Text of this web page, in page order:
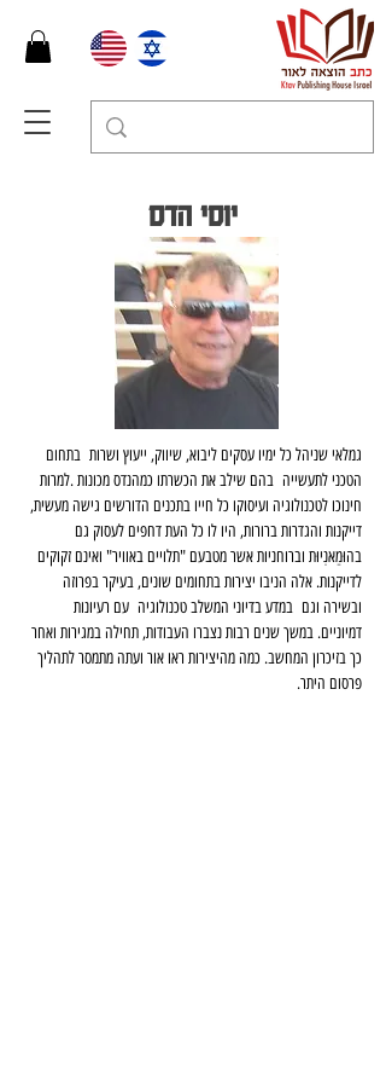
יוסי הדס
גמלאי שניהל כל ימיו עסקים ליבוא, שיווק, ייעוץ ושרות  בתחום
הטכני לתעשייה  בהם שילב את הכשרתו כמהנדס מכונות .למרות
חינוכו לטכנולוגיה ועיסוקו כל חייו בתכנים הדורשים גישה מעשית,
דייקנות והגדרות ברורות, היו לו כל העת דחפים לעסוק גם
בהוּמַאנִיוּת וברוחניות אשר מטבעם "תלויים באוויר" ואינם זקוקים
לדייקנות. אלה הניבו יצירות בתחומים שונים, בעיקר בפרוזה
ובשירה וגם  במדע בדיוני המשלב טכנולוגיה  עם רעיונות
דמיוניים. במשך שנים רבות נצברו העבודות, תחילה במגירות ואחר
כך בזיכרון המחשב. כמה מהיצירות ראו אור ועתה מתמסר לתהליך
פרסום היתר.